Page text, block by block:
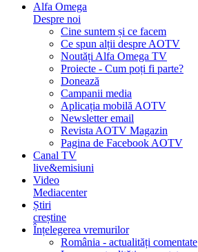
Alfa Omega
Despre noi
Cine suntem și ce facem
Ce spun alții despre AOTV
Noutăți Alfa Omega TV
Proiecte - Cum poți fi parte?
Donează
Campanii media
Aplicația mobilă AOTV
Newsletter email
Revista AOTV Magazin
Pagina de Facebook AOTV
Canal TV
live&emisiuni
Video
Mediacenter
Știri
creștine
Înțelegerea vremurilor
România - actualități comentate